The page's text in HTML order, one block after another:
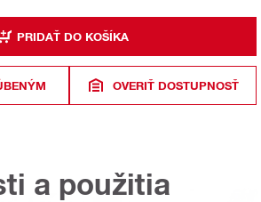
PRIDAŤ DO KOŠÍKA
OVERIŤ DOSTUPNOSŤ
a použitia